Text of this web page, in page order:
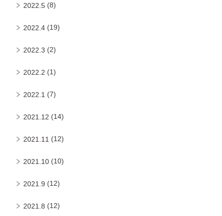
2022.5 (8)
2022.4 (19)
2022.3 (2)
2022.2 (1)
2022.1 (7)
2021.12 (14)
2021.11 (12)
2021.10 (10)
2021.9 (12)
2021.8 (12)